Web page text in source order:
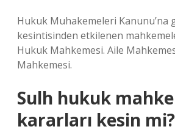
Hukuk Muhakemeleri Kanunu’na
kesintisinden etkilenen
Hukuk Mahkemesi. Aile
Mahkemesi.
Sulh hukuk
kararları kesin mi?